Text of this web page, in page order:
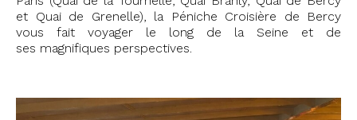
et Quai de Grenelle), la Péniche Croisière de Bercy
vous fait voyager le long de la Seine et de
ses magnifiques perspectives.